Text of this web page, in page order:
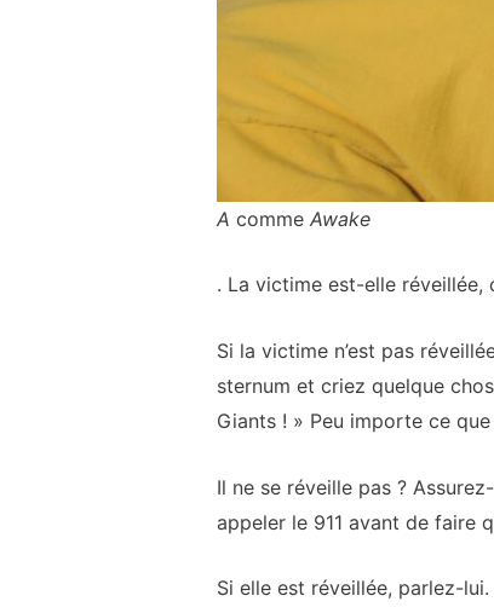
A comme Awake
. La victime est-elle réveillée,
Si la victime n’est pas
sternum et criez quelque
Giants ! » Peu importe ce
Il ne se réveille pas ?
appeler le 911 avant de faire
Si elle est réveillée, parlez-